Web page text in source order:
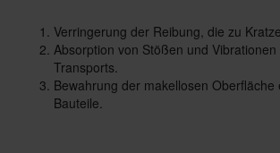
Verringerung der Reibung, die zu
Absorption von Stößen und
Transports.
Bewahrung der makellosen Oberfläche
Bauteile.